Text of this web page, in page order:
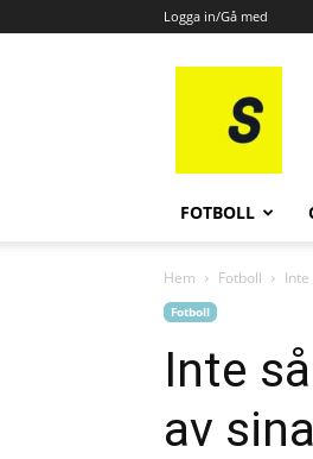
Logga in/Gå med
FOTBOLL
Hem Fotboll
Fotboll
Inte
av